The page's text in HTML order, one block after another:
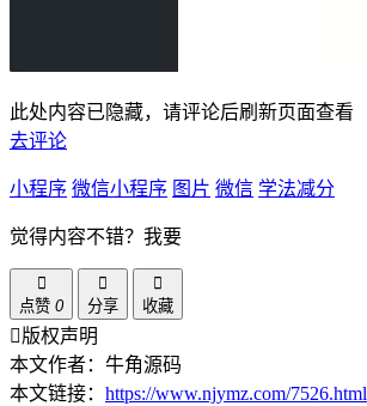
此处内容已隐藏，请评论后刷新页面查看
去评论
小程序 微信小程序 图片 微信 学法减分
觉得内容不错？我要
点赞 0 分享 收藏
版权声明
本文作者：牛角源码
本文链接： https://www.njymz.com/7526.html